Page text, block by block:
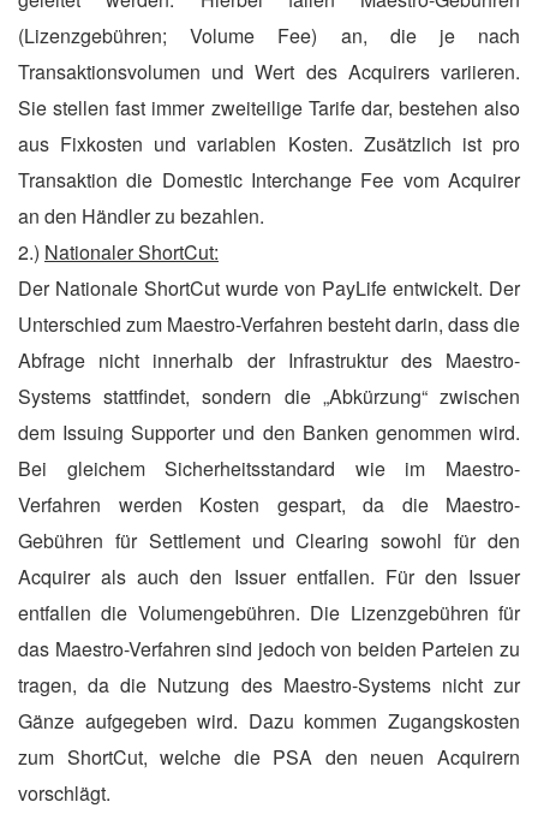
(Lizenzgebühren; Volume Fee) an, die je nach
Transaktionsvolumen und Wert des Acquirers variieren.
Sie stellen fast immer zweiteilige Tarife dar, bestehen also
aus Fixkosten und variablen Kosten. Zusätzlich ist pro
Transaktion die Domestic Interchange Fee vom Acquirer
an den Händler zu bezahlen.
2.) Nationaler ShortCut:
Der Nationale ShortCut wurde von PayLife entwickelt. Der
Unterschied zum Maestro-Verfahren besteht darin, dass die
Abfrage nicht innerhalb der Infrastruktur des Maestro-
Systems stattfindet, sondern die „Abkürzung“ zwischen
dem Issuing Supporter und den Banken genommen wird.
Bei gleichem Sicherheitsstandard wie im Maestro-
Verfahren werden Kosten gespart, da die Maestro-
Gebühren für Settlement und Clearing sowohl für den
Acquirer als auch den Issuer entfallen. Für den Issuer
entfallen die Volumengebühren. Die Lizenzgebühren für
das Maestro-Verfahren sind jedoch von beiden Parteien zu
tragen, da die Nutzung des Maestro-Systems nicht zur
Gänze aufgegeben wird. Dazu kommen Zugangskosten
zum ShortCut, welche die PSA den neuen Acquirern
vorschlägt.